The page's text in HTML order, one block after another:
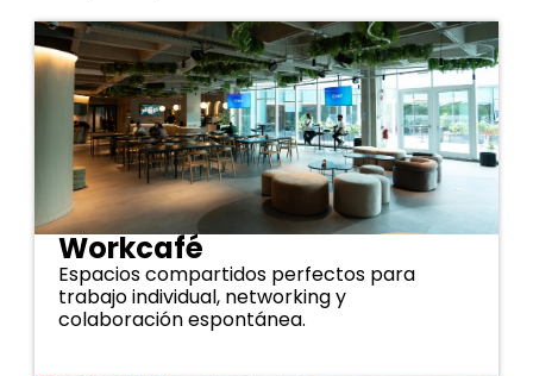
Workcafé
Espacios compartidos perfectos para
trabajo individual, networking y
colaboración espontánea.